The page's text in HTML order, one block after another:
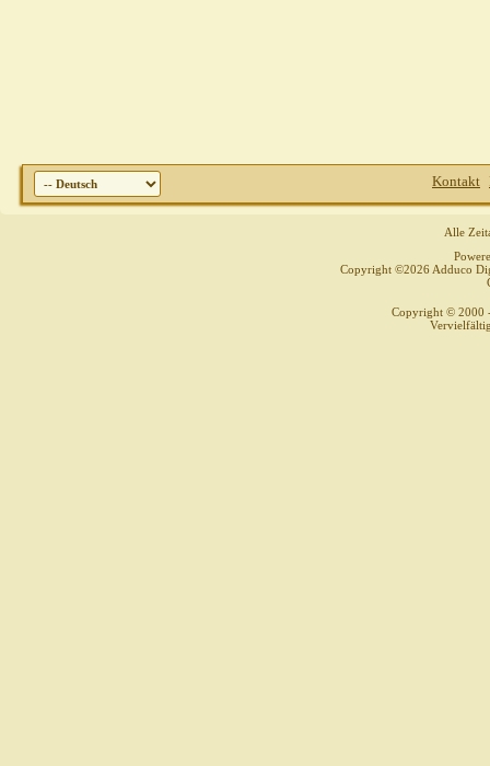
Kontakt
Alle
Copyright ©2026 Adduco
Copyright © 2000